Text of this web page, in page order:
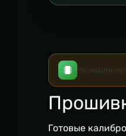
Не нашли
Готовые